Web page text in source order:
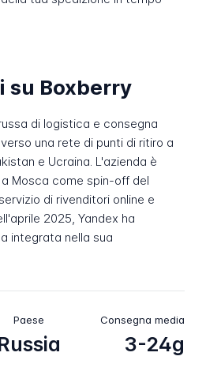
su Boxberry
di logistica e consegna
una rete di punti di ritiro a
e Ucraina. L'azienda è
Mosca come spin-off del
di rivenditori online e
2025, Yandex ha
integrata nella sua
Paese Consegna media
3-24g